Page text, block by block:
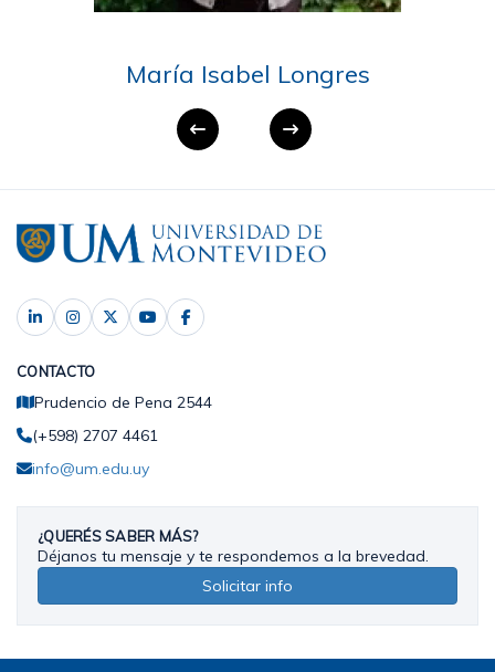
María Isabel Longres
CONTACTO
Prudencio de Pena 2544
(+598) 2707 4461
info@um.edu.uy
¿QUERÉS SABER MÁS?
Déjanos tu mensaje y te respondemos a la brevedad.
Solicitar info